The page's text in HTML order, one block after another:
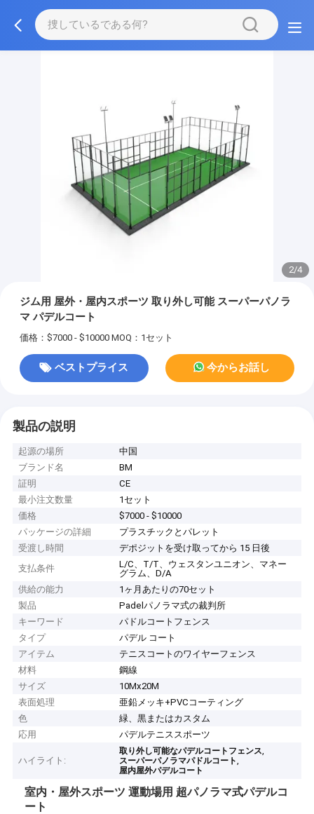
2/4
ジム用 屋外・屋内スポーツ 取り外し可能 スーパーパノラ
マ パデルコート
価格：$7000 - $10000 MOQ：1セット
ベストプライス 今からお話し
製品の説明
起源の場所
中国
ブランド名
BM
証明
CE
最小注文数量
1セット
価格
$7000 - $10000
パッケージの詳細
プラスチックとパレット
受渡し時間
デポジットを受け取ってから 15 日後
支払条件
L/C、T/T、ウェスタンユニオン、マネー
グラム、D/A
供給の能力
1ヶ月あたりの70セット
製品
Padelパノラマ式の裁判所
キーワード
パドルコートフェンス
タイプ
パデル コート
アイテム
テニスコートのワイヤーフェンス
材料
鋼線
サイズ
10Mx20M
表面処理
亜鉛メッキ+PVCコーティング
色
緑、黒またはカスタム
応用
パデルテニススポーツ
ハイライト:
取り外し可能なパデルコートフェンス,
スーパーパノラマパドルコート,
屋内屋外パデルコート
室内・屋外スポーツ 運動場用 超パノラマ式パデルコ
ート